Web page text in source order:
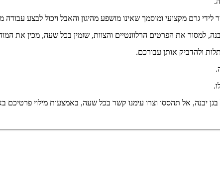
גרם מקצועי ומוסמך שאינו מושפע מהיגון והאבל ויכול לבצע עבודה
למסור את הפרטים הרלוונטיים והצוות, שזמין בכל שעה, מכין את
ולהדביק אותן עבורכם.
אל תהססו וצרו עימנו קשר בכל שעה, באמצעות מילוי פרטיכם באתר, או